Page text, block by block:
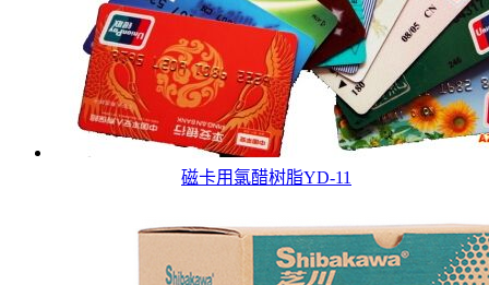
磁卡用氯醋树脂YD-11